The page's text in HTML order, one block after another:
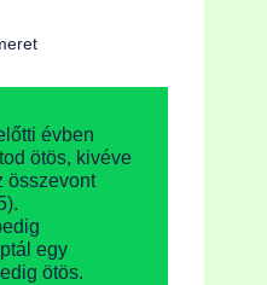
évben
ötös, kivéve
összevont
egy
ötös.